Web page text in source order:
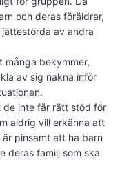
och deras föräldrar,
av andra
många bekymmer,
av sig nakna inför
de inte får rätt stöd för
aldrig vill erkänna att
pinsamt att ha barn
deras familj som ska